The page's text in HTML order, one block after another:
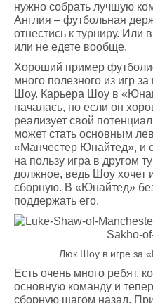
нужно собрать лучшую
Англия – футбольная
отнестись к турниру. Или
или не едете вообще.
Хороший пример
много полезного из игр
Шоу. Карьера Шоу в
началась, но если он
реализует свой
может стать основным
«Манчестер Юнайтед», и
на пользу игра в другом
должное, ведь Шоу хочет
сборную. В «Юнайтед»
поддержать его.
Люк Шоу в игре за
Есть очень много ребят,
основную команду и
сборную шагом назад.